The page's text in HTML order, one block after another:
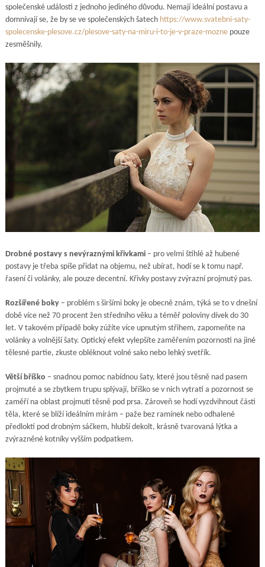
společenské události z jednoho jediného důvodu. Nemají ideální postavu a
domnívají se, že by se ve společenských šatech https://www.svatebni-saty-
spolecenske-plesove.cz/plesove-saty-na-miru-i-to-je-v-praze-moznepouze
zesměšnily.
Drobné postavy s nevýraznými křivkami– pro velmi štíhlé až hubené
postavy je třeba spíše přidat na objemu, než ubírat, hodí se k tomu např.
řasení či volánky, ale pouze decentní. Křivky postavy zvýrazní projmutý pas.
Rozšířené boky– problém s širšími boky je obecně znám, týká se to v dnešní
době více než 70 procent žen středního věku a téměř poloviny dívek do 30
let. V takovém případě boky zúžíte více upnutým střihem, zapomeňte na
volánky a volnější šaty. Optický efekt vylepšíte zaměřením pozornosti na jiné
tělesné partie, zkuste obléknout volné sako nebo lehký svetřík.
Větší bříško – snadnou pomoc nabídnou šaty, které jsou těsně nad pasem
projmuté a se zbytkem trupu splývají, bříško se v nich vytratí a pozornost se
zaměří na oblast projmutí těsně pod prsa. Zároveň se hodí vyzdvihnout části
těla, které se blíží ideálním mírám – paže bez ramínek nebo odhalené
předloktí pod drobným sáčkem, hlubší dekolt, krásně tvarovaná lýtka a
zvýrazněné kotníky vyšším podpatkem.